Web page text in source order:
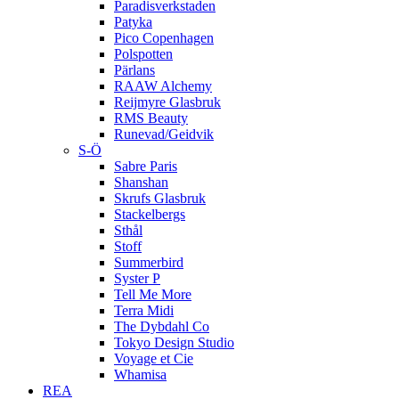
Paradisverkstaden
Patyka
Pico Copenhagen
Polspotten
Pärlans
RAAW Alchemy
Reijmyre Glasbruk
RMS Beauty
Runevad/Geidvik
S-Ö
Sabre Paris
Shanshan
Skrufs Glasbruk
Stackelbergs
Sthål
Stoff
Summerbird
Syster P
Tell Me More
Terra Midi
The Dybdahl Co
Tokyo Design Studio
Voyage et Cie
Whamisa
REA